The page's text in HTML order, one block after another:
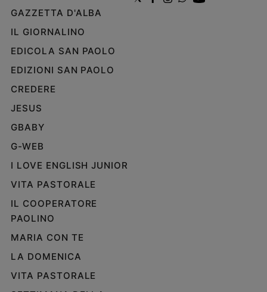
GAZZETTA D'ALBA
IL GIORNALINO
EDICOLA SAN PAOLO
EDIZIONI SAN PAOLO
CREDERE
JESUS
GBABY
G-WEB
I LOVE ENGLISH JUNIOR
VITA PASTORALE
IL COOPERATORE
PAOLINO
MARIA CON TE
LA DOMENICA
VITA PASTORALE